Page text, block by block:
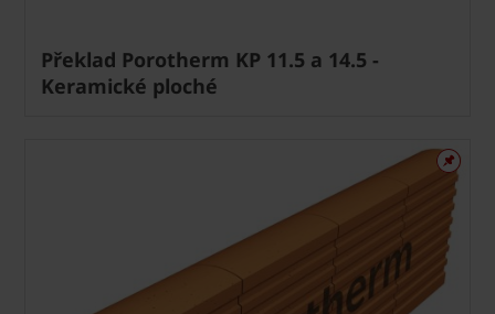
Překlad Porotherm KP 11.5 a 14.5 -
Keramické ploché